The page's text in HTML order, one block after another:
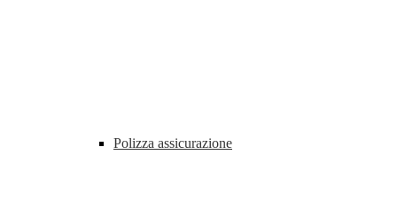
Polizza assicurazione